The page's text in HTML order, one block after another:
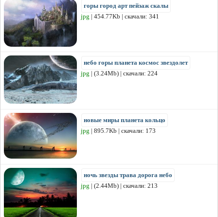
горы город арт пейзаж скалы
jpg | 454.77Kb | скачали: 341
небо горы планета космос звездолет
jpg | (3.24Mb) | скачали: 224
новые миры планета кольцо
jpg | 895.7Kb | скачали: 173
ночь звезды трава дорога небо
jpg | (2.44Mb) | скачали: 213